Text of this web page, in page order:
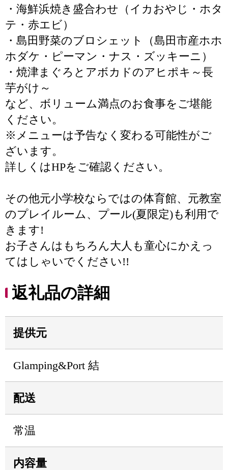
・海鮮浜焼き盛合わせ（イカおやじ・ホタ
テ・赤エビ）
・島田野菜のブロシェット（島田市産ホホ
ホダケ・ピーマン・ナス・ズッキーニ）
・焼津まぐろとアボカドのアヒポキ～長
芋がけ～
など、ボリューム満点のお食事をご堪能
ください。
※メニューは予告なく変わる可能性がご
ざいます。
詳しくはHPをご確認ください。
その他元小学校ならではの体育館、元教室
のプレイルーム、プール(夏限定)も利用で
きます!
お子さんはもちろん大人も童心にかえっ
てはしゃいでください!!
返礼品の詳細
提供元
Glamping&Port 結
配送
常温
内容量